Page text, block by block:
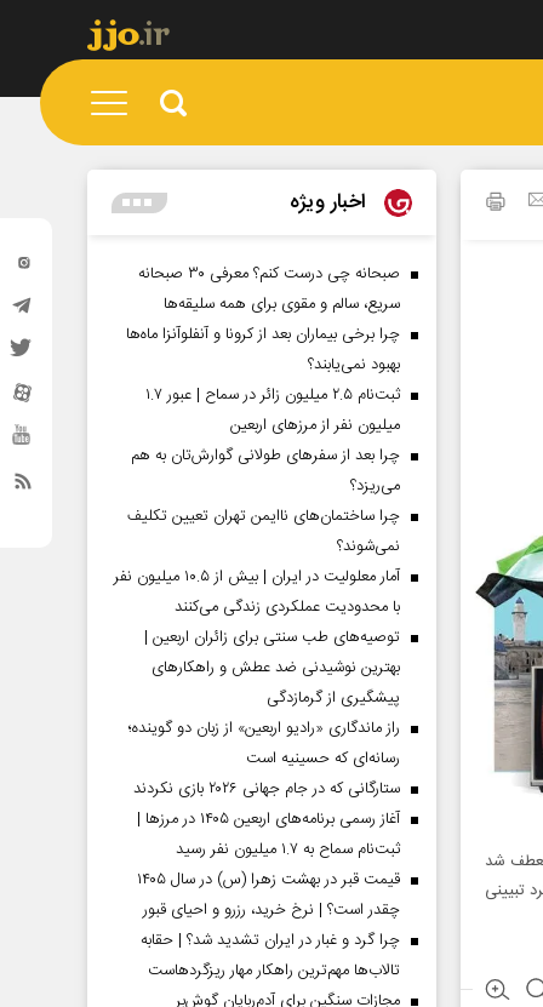
شد
تبیینى
اخبار ویژه
صبحانه چی درست کنم؟ معرفی ۳۰ صبحانه
سریع، سالم و مقوی برای همه سلیقه‌ها
چرا برخی بیماران بعد از کرونا و آنفلوآنزا ماه‌ها
بهبود نمی‌یابند؟
ثبت‌نام ۲.۵ میلیون زائر در سماح | عبور ۱.۷
میلیون نفر از مرز‌های اربعین
چرا بعد از سفرهای طولانی گوارش‌تان به هم
می‌ریزد؟
چرا ساختمان‌های ناایمن تهران تعیین تکلیف
نمی‌شوند؟
آمار معلولیت در ایران | بیش از ۱۰.۵ میلیون نفر
با محدودیت عملکردی زندگی می‌کنند
توصیه‌های طب سنتی برای زائران اربعین |
بهترین نوشیدنی ضد عطش و راهکارهای
پیشگیری از گرمازدگی
راز ماندگاری «رادیو اربعین» از زبان دو گوینده؛
رسانه‌ای که حسینیه است
ستارگانی که در جام جهانی ۲۰۲۶ بازی نکردند
آغاز رسمی برنامه‌های اربعین ۱۴۰۵ در مرز‌ها |
ثبت‌نام سماح به ۱.۷ میلیون نفر رسید
قیمت قبر در بهشت زهرا (س) در سال ۱۴۰۵
چقدر است؟ | نرخ خرید، رزرو و احیای قبور
چرا گرد و غبار در ایران تشدید شد؟ | حقابه
تالاب‌ها مهم‌ترین راهکار مهار ریزگردهاست
مجازات سنگین برای آدم‌ربایان گوش‌بر